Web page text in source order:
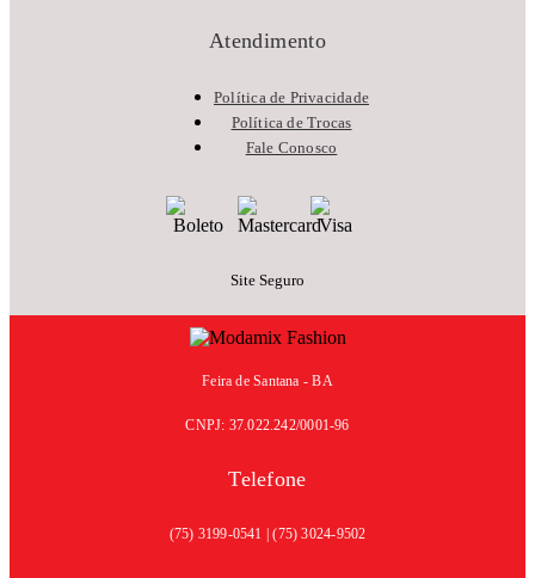
Atendimento
Política de Privacidade
Política de Trocas
Fale Conosco
Site Seguro
Feira de Santana - BA
CNPJ: 37.022.242/0001-96
Telefone
(75) 3199-0541 | (75) 3024-9502